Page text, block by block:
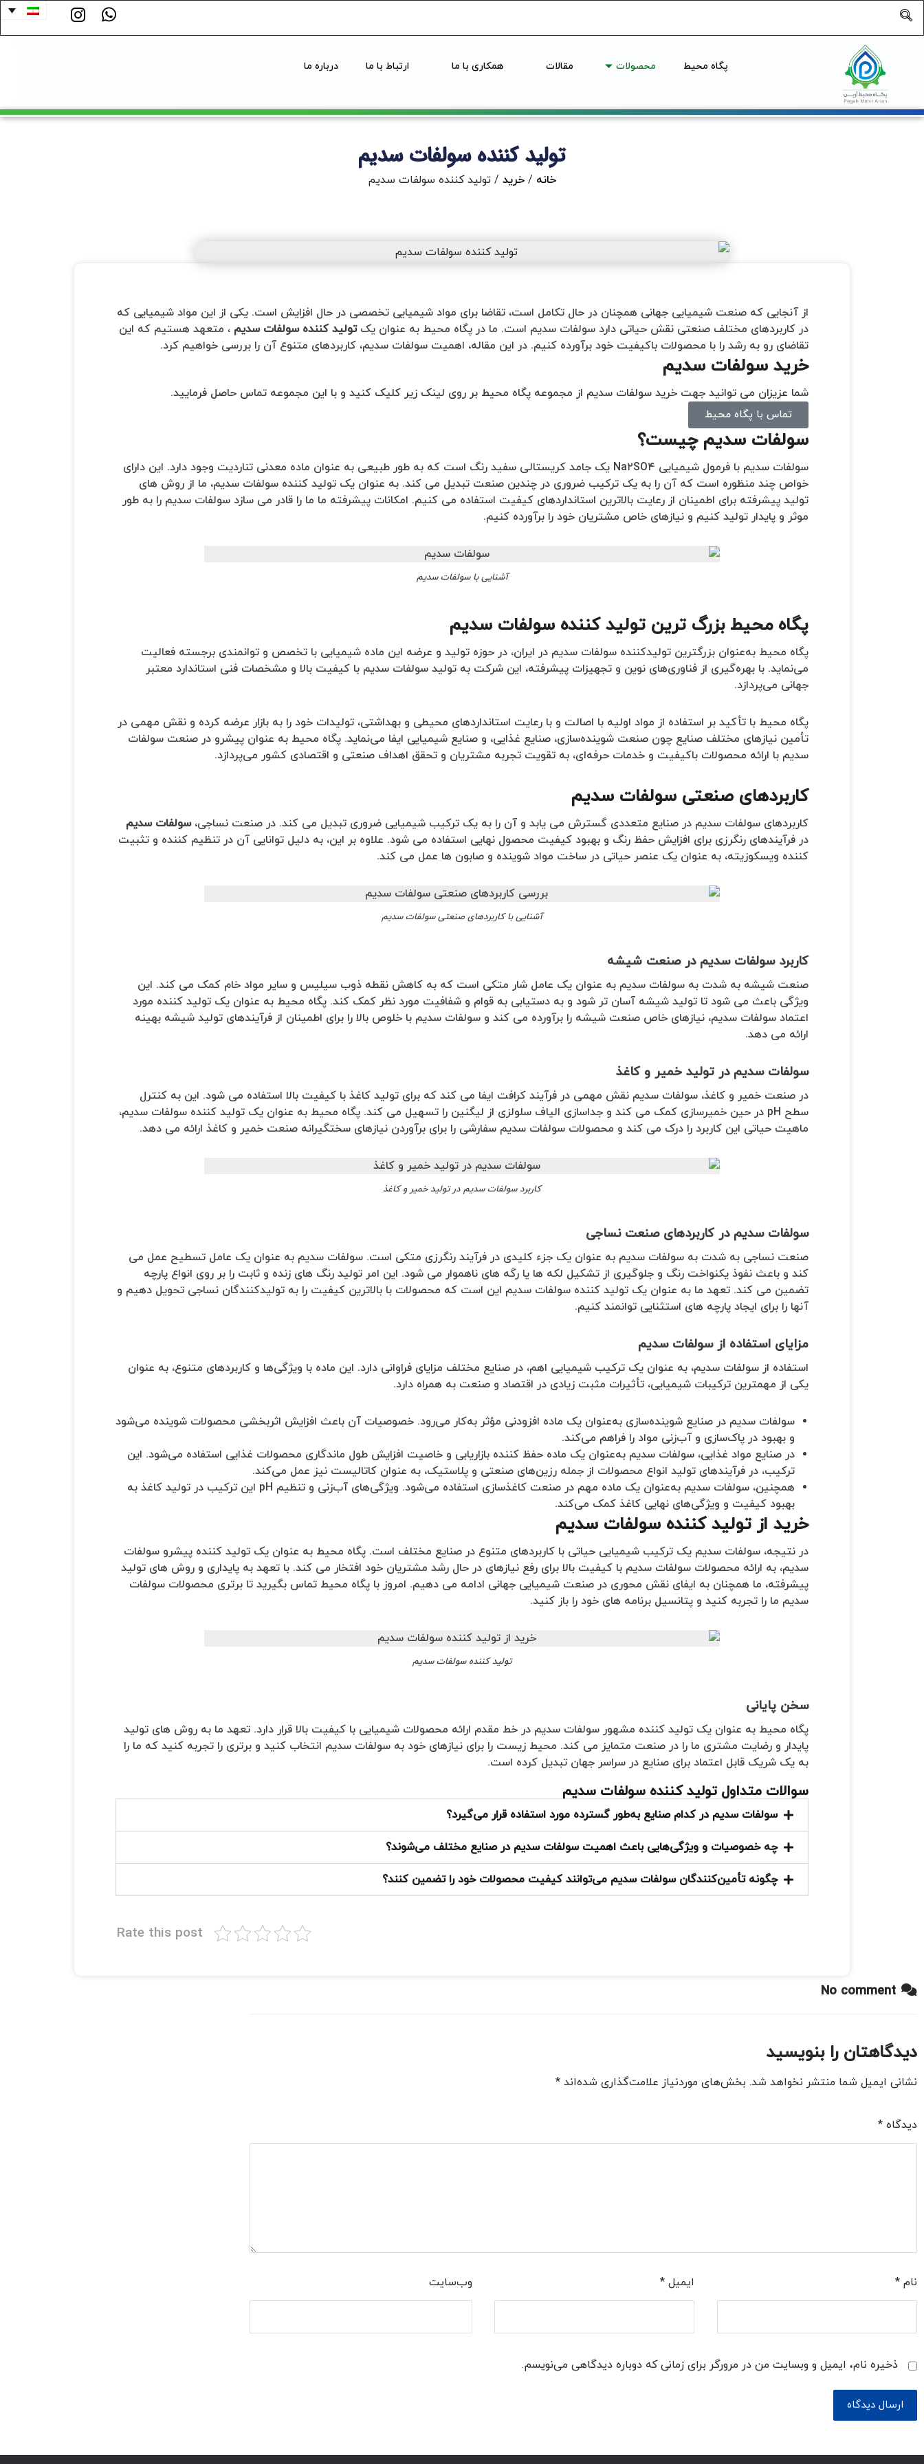
پگاه محیط محصولات مقالات همکاری با ما ارتباط با ما درباره ما
تولید کننده سولفات سدیم
خانه / خرید / تولید کننده سولفات سدیم
از آنجایی که صنعت شیمیایی جهانی همچنان در حال تکامل است، تقاضا برای مواد شیمیایی تخصصی در حال افزایش است. یکی از این مواد شیمیایی که
در کاربردهای مختلف صنعتی نقش حیاتی دارد سولفات سدیم است. ما در پگاه محیط به عنوان یکتولید کننده سولفات سدیم ، متعهد هستیم که این
تقاضای رو به رشد را با محصولات باکیفیت خود برآورده کنیم. در این مقاله، اهمیت سولفات سدیم، کاربردهای متنوع آن را بررسی خواهیم کرد.
خرید سولفات سدیم
شما عزیزان می توانید جهت خرید سولفات سدیم از مجموعه پگاه محیط بر روی لینک زیر کلیک کنید و با این مجموعه تماس حاصل فرمایید.
تماس با پگاه محیط
سولفات سدیم چیست؟
سولفات سدیم با فرمول شیمیایی Na۲SO۴ یک جامد کریستالی سفید رنگ است که به طور طبیعی به عنوان ماده معدنی تناردیت وجود دارد. این دارای
خواص چند منظوره است که آن را به یک ترکیب ضروری در چندین صنعت تبدیل می کند. به عنوان یک تولید کننده سولفات سدیم، ما از روش های
تولید پیشرفته برای اطمینان از رعایت بالاترین استانداردهای کیفیت استفاده می کنیم. امکانات پیشرفته ما ما را قادر می سازد سولفات سدیم را به طور
موثر و پایدار تولید کنیم و نیازهای خاص مشتریان خود را برآورده کنیم.
آشنایی با سولفات سدیم
پگاه محیط بزرگ ترین تولید کننده سولفات سدیم
پگاه محیط به‌عنوان بزرگترین تولیدکننده سولفات سدیم در ایران، در حوزه تولید و عرضه این ماده شیمیایی با تخصص و توانمندی برجسته فعالیت
می‌نماید. با بهره‌گیری از فناوری‌های نوین و تجهیزات پیشرفته، این شرکت به تولید سولفات سدیم با کیفیت بالا و مشخصات فنی استاندارد معتبر
جهانی می‌پردازد.
پگاه محیط با تأکید بر استفاده از مواد اولیه با اصالت و با رعایت استانداردهای محیطی و بهداشتی، تولیدات خود را به بازار عرضه کرده و نقش مهمی در
تأمین نیازهای مختلف صنایع چون صنعت شوینده‌سازی، صنایع غذایی، و صنایع شیمیایی ایفا می‌نماید. پگاه محیط به عنوان پیشرو در صنعت سولفات
سدیم با ارائه محصولات باکیفیت و خدمات حرفه‌ای، به تقویت تجربه مشتریان و تحقق اهداف صنعتی و اقتصادی کشور می‌پردازد.
کاربردهای صنعتی سولفات سدیم
کاربردهای سولفات سدیم در صنایع متعددی گسترش می یابد و آن را به یک ترکیب شیمیایی ضروری تبدیل می کند. در صنعت نساجی، سولفات سدیم
در فرآیندهای رنگرزی برای افزایش حفظ رنگ و بهبود کیفیت محصول نهایی استفاده می شود. علاوه بر این، به دلیل توانایی آن در تنظیم کننده و تثبیت
کننده ویسکوزیته، به عنوان یک عنصر حیاتی در ساخت مواد شوینده و صابون ها عمل می کند.
آشنایی با کاربردهای صنعتی سولفات سدیم
کاربرد سولفات سدیم در صنعت شیشه
صنعت شیشه به شدت به سولفات سدیم به عنوان یک عامل شار متکی است که به کاهش نقطه ذوب سیلیس و سایر مواد خام کمک می کند. این
ویژگی باعث می شود تا تولید شیشه آسان تر شود و به دستیابی به قوام و شفافیت مورد نظر کمک کند. پگاه محیط به عنوان یک تولید کننده مورد
اعتماد سولفات سدیم، نیازهای خاص صنعت شیشه را برآورده می کند و سولفات سدیم با خلوص بالا را برای اطمینان از فرآیندهای تولید شیشه بهینه
ارائه می دهد.
سولفات سدیم در تولید خمیر و کاغذ
در صنعت خمیر و کاغذ، سولفات سدیم نقش مهمی در فرآیند کرافت ایفا می کند که برای تولید کاغذ با کیفیت بالا استفاده می شود. این به کنترل
سطح pH در حین خمیرسازی کمک می کند و جداسازی الیاف سلولزی از لیگنین را تسهیل می کند. پگاه محیط به عنوان یک تولید کننده سولفات سدیم،
ماهیت حیاتی این کاربرد را درک می کند و محصولات سولفات سدیم سفارشی را برای برآوردن نیازهای سختگیرانه صنعت خمیر و کاغذ ارائه می دهد.
کاربرد سولفات سدیم در تولید خمیر و کاغذ
سولفات سدیم در کاربردهای صنعت نساجی
صنعت نساجی به شدت به سولفات سدیم به عنوان یک جزء کلیدی در فرآیند رنگرزی متکی است. سولفات سدیم به عنوان یک عامل تسطیح عمل می
کند و باعث نفوذ یکنواخت رنگ و جلوگیری از تشکیل لکه ها یا رگه های ناهموار می شود. این امر تولید رنگ های زنده و ثابت را بر روی انواع پارچه
تضمین می کند. تعهد ما به عنوان یک تولید کننده سولفات سدیم این است که محصولات با بالاترین کیفیت را به تولیدکنندگان نساجی تحویل دهیم و
آنها را برای ایجاد پارچه های استثنایی توانمند کنیم.
مزایای استفاده از سولفات سدیم
استفاده از سولفات سدیم، به عنوان یک ترکیب شیمیایی اهم، در صنایع مختلف مزایای فراوانی دارد. این ماده با ویژگی‌ها و کاربردهای متنوع، به عنوان
یکی از مهمترین ترکیبات شیمیایی، تأثیرات مثبت زیادی در اقتصاد و صنعت به همراه دارد.
سولفات سدیم در صنایع شوینده‌سازی به‌عنوان یک ماده افزودنی مؤثر به‌کار می‌رود. خصوصیات آن باعث افزایش اثربخشی محصولات شوینده می‌شود
و بهبود در پاک‌سازی و آب‌زنی مواد را فراهم می‌کند.
در صنایع مواد غذایی، سولفات سدیم به‌عنوان یک ماده حفظ کننده بازاریابی و خاصیت افزایش طول ماندگاری محصولات غذایی استفاده می‌شود. این
ترکیب، در فرآیندهای تولید انواع محصولات از جمله رزین‌های صنعتی و پلاستیک، به عنوان کاتالیست نیز عمل می‌کند.
همچنین، سولفات سدیم به‌عنوان یک ماده مهم در صنعت کاغذسازی استفاده می‌شود. ویژگی‌های آب‌زنی و تنظیم pH این ترکیب در تولید کاغذ به
بهبود کیفیت و ویژگی‌های نهایی کاغذ کمک می‌کند.
خرید از تولید کننده سولفات سدیم
در نتیجه، سولفات سدیم یک ترکیب شیمیایی حیاتی با کاربردهای متنوع در صنایع مختلف است. پگاه محیط به عنوان یک تولید کننده پیشرو سولفات
سدیم، به ارائه محصولات سولفات سدیم با کیفیت بالا برای رفع نیازهای در حال رشد مشتریان خود افتخار می کند. با تعهد به پایداری و روش های تولید
پیشرفته، ما همچنان به ایفای نقش محوری در صنعت شیمیایی جهانی ادامه می دهیم. امروز با پگاه محیط تماس بگیرید تا برتری محصولات سولفات
سدیم ما را تجربه کنید و پتانسیل برنامه های خود را باز کنید.
تولید کننده سولفات سدیم
سخن پایانی
پگاه محیط به عنوان یک تولید کننده مشهور سولفات سدیم در خط مقدم ارائه محصولات شیمیایی با کیفیت بالا قرار دارد. تعهد ما به روش های تولید
پایدار و رضایت مشتری ما را در صنعت متمایز می کند. محیط زیست را برای نیازهای خود به سولفات سدیم انتخاب کنید و برتری را تجربه کنید که ما را
به یک شریک قابل اعتماد برای صنایع در سراسر جهان تبدیل کرده است.
سوالات متداول تولید کننده سولفات سدیم
سولفات سدیم در کدام صنایع به‌طور گسترده مورد استفاده قرار می‌گیرد؟
چه خصوصیات و ویژگی‌هایی باعث اهمیت سولفات سدیم در صنایع مختلف می‌شوند؟
چگونه تأمین‌کنندگان سولفات سدیم می‌توانند کیفیت محصولات خود را تضمین کنند؟
Rate this post
No comment
دیدگاهتان را بنویسید
نشانی ایمیل شما منتشر نخواهد شد. بخش‌های موردنیاز علامت‌گذاری شده‌اند *
دیدگاه *
نام * ایمیل * وب‌سایت
ذخیره نام، ایمیل و وبسایت من در مرورگر برای زمانی که دوباره دیدگاهی می‌نویسم.
ارسال دیدگاه